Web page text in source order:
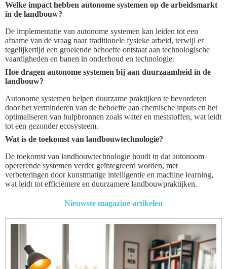
Welke impact hebben autonome systemen op de arbeidsmarkt
in de landbouw?
De implementatie van autonome systemen kan leiden tot een
afname van de vraag naar traditionele fysieke arbeid, terwijl er
tegelijkertijd een groeiende behoefte ontstaat aan technologische
vaardigheden en banen in onderhoud en technologie.
Hoe dragen autonome systemen bij aan duurzaamheid in de
landbouw?
Autonome systemen helpen duurzame praktijken te bevorderen
door het verminderen van de behoefte aan chemische inputs en het
optimaliseren van hulpbronnen zoals water en meststoffen, wat leidt
tot een gezonder ecosysteem.
Wat is de toekomst van landbouwtechnologie?
De toekomst van landbouwtechnologie houdt in dat autonoom
opererende systemen verder geïntegreerd worden, met
verbeteringen door kunstmatige intelligentie en machine learning,
wat leidt tot efficiëntere en duurzamere landbouwpraktijken.
Nieuwste magazine artikelen